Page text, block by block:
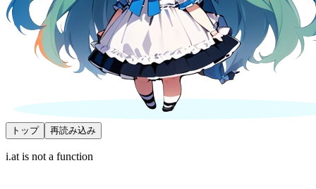
トップ 再読み込み
i.at is not a function